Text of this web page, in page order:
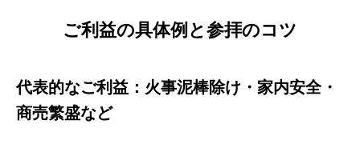
ご利益の具体例と参拝のコツ
代表的なご利益：火事泥棒除け・家内安全・
商売繁盛など